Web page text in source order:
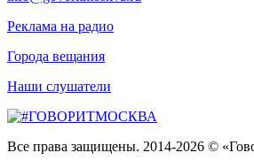
Реклама на радио
Города вещания
Наши слушатели
Все права защищены. 2014-2026 ©